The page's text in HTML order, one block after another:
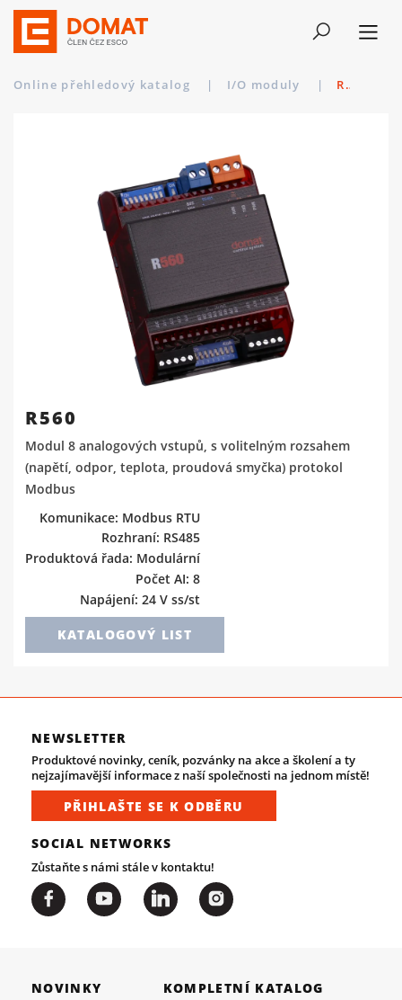
Online přehledový katalog | I/O moduly | R560
R560
Modul 8 analogových vstupů, s volitelným rozsahem
(napětí, odpor, teplota, proudová smyčka) protokol
Modbus
Komunikace: Modbus RTU
Rozhraní: RS485
Produktová řada: Modulární
Počet AI: 8
Napájení: 24 V ss/st
KATALOGOVÝ LIST
NEWSLETTER
Produktové novinky, ceník, pozvánky na akce a školení a ty
nejzajímavější informace z naší společnosti na jednom místě!
PŘIHLAŠTE SE K ODBĚRU
SOCIAL NETWORKS
Zůstaňte s námi stále v kontaktu!
NOVINKY KOMPLETNÍ KATALOG